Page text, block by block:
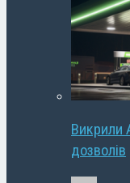
Викрили
дозволів